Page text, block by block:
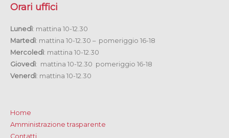
Orari uffici
Lunedì: mattina 10-12.30
Martedì: mattina 10-12.30 – pomeriggio 16-18
Mercoledì: mattina 10-12.30
Giovedì: mattina 10-12.30 pomeriggio 16-18
Venerdì: mattina 10-12.30
Home
Amministrazione trasparente
Contatti